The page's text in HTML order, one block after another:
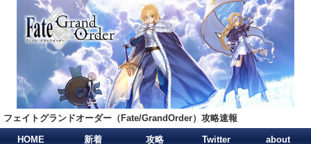
フェイトグランドオーダー（Fate/GrandOrder）攻略速報
HOME 新着 攻略 Twitter about